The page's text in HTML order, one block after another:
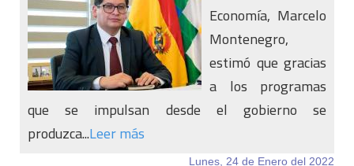
Economía, Marcelo
Montenegro,
estimó que gracias
a los programas
que se impulsan desde el gobierno se
produzca...Leer más
Lunes, 24 de Enero del 2022